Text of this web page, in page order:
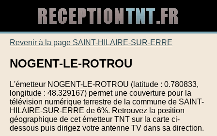
Revenir à la page SAINT-HILAIRE-SUR-ERRE
NOGENT-LE-ROTROU
L'émetteur NOGENT-LE-ROTROU (latitude : 0.780833,
longitude : 48.329167) permet une couverture pour la
télévision numérique terrestre de la commune de SAINT-
HILAIRE-SUR-ERRE de 6%. Retrouvez la position
géographique de cet émetteur TNT sur la carte ci-
dessous puis dirigez votre antenne TV dans sa direction.